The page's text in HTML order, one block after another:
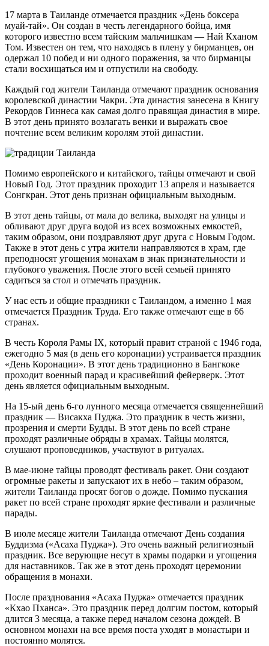
17 марта в Таиланде отмечается праздник «День боксера
муай-тай». Он создан в честь легендарного бойца, имя
которого известно всем тайским мальчишкам — Най Кханом
Том. Известен он тем, что находясь в плену у бирманцев, он
одержал 10 побед и ни одного поражения, за что бирманцы
стали восхищаться им и отпустили на свободу.
Каждый год жители Таиланда отмечают праздник основания
королевской династии Чакри. Эта династия занесена в Книгу
Рекордов Гиннеса как самая долго правящая династия в мире.
В этот день принято возлагать венки и выражать свое
почтение всем великим королям этой династии.
Помимо европейского и китайского, тайцы отмечают и свой
Новый Год. Этот праздник проходит 13 апреля и называется
Сонгкран. Этот день признан официальным выходным.
В этот день тайцы, от мала до велика, выходят на улицы и
обливают друг друга водой из всех возможных емкостей,
таким образом, они поздравляют друг друга с Новым Годом.
Также в этот день с утра жители направляются в храм, где
преподносят угощения монахам в знак признательности и
глубокого уважения. После этого всей семьей принято
садиться за стол и отмечать праздник.
У нас есть и общие праздники с Таиландом, а именно 1 мая
отмечается Праздник Труда. Его также отмечают еще в 66
странах.
В честь Короля Рамы IX, который правит страной с 1946 года,
ежегодно 5 мая (в день его коронации) устраивается праздник
«День Коронации». В этот день традиционно в Бангкоке
проходит военный парад и красивейший фейерверк. Этот
день является официальным выходным.
На 15-ый день 6-го лунного месяца отмечается священнейший
праздник — Висакха Пуджа. Это праздник в честь жизни,
прозрения и смерти Будды. В этот день по всей стране
проходят различные обряды в храмах. Тайцы молятся,
слушают проповедников, участвуют в ритуалах.
В мае-июне тайцы проводят фестиваль ракет. Они создают
огромные ракеты и запускают их в небо – таким образом,
жители Таиланда просят богов о дожде. Помимо пускания
ракет по всей стране проходят яркие фестивали и различные
парады.
В июле месяце жители Таиланда отмечают День создания
Буддизма («Асаха Пуджа»). Это очень важный религиозный
праздник. Все верующие несут в храмы подарки и угощения
для наставников. Так же в этот день проходят церемонии
обращения в монахи.
После празднования «Асаха Пуджа» отмечается праздник
«Кхао Пханса». Это праздник перед долгим постом, который
длится 3 месяца, а также перед началом сезона дождей. В
основном монахи на все время поста уходят в монастыри и
постоянно молятся.